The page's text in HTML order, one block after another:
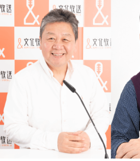
れた。
18時の開場とほぼ同時に、各々の開場
ト。18時の時点で会場の外は、長蛇の
ず、すでに中は後方まで人で埋まって
どの時間帯もそれぞれに多くのファン
ちがライヴを行ったこともあり、来場
睨めっこになったことであろう。
Spotify O-EASTでは、 DJ STYLISH
ープンにふさわしく、その名の通りイ
めていた。宮崎美子「今は平気よ」、
イコ」など、和物を中心とした選曲が
から、U-zhaan×環ROY×鎮座
ステージに3人が揃ったところで、一